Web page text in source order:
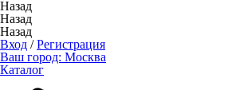
Назад
Назад
Назад
Вход /Регистрация
Ваш город: Москва
Каталог